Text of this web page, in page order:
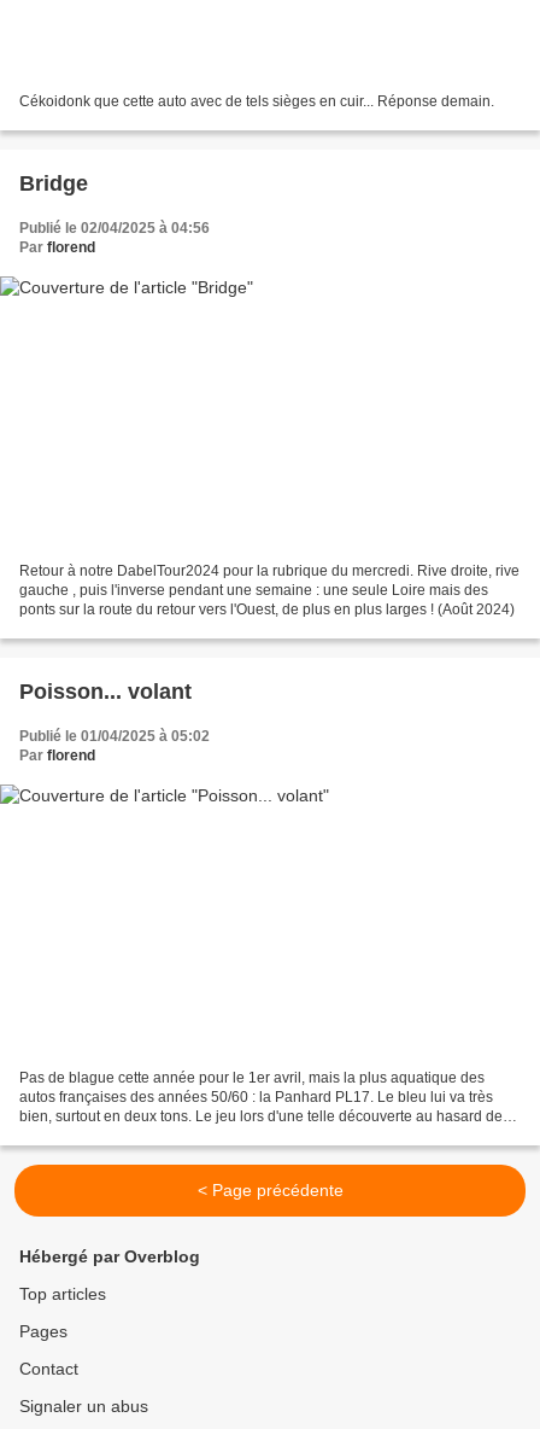
Cékoidonk que cette auto avec de tels sièges en cuir... Réponse demain.
Bridge
Publié le 02/04/2025 à 04:56
Par florend
Retour à notre DabelTour2024 pour la rubrique du mercredi. Rive droite, rive
gauche , puis l'inverse pendant une semaine : une seule Loire mais des
ponts sur la route du retour vers l'Ouest, de plus en plus larges ! (Août 2024)
Poisson... volant
Publié le 01/04/2025 à 05:02
Par florend
Pas de blague cette année pour le 1er avril, mais la plus aquatique des
autos françaises des années 50/60 : la Panhard PL17. Le bleu lui va très
bien, surtout en deux tons. Le jeu lors d'une telle découverte au hasard des
< Page précédente
Hébergé par Overblog
Top articles
Pages
Contact
Signaler un abus